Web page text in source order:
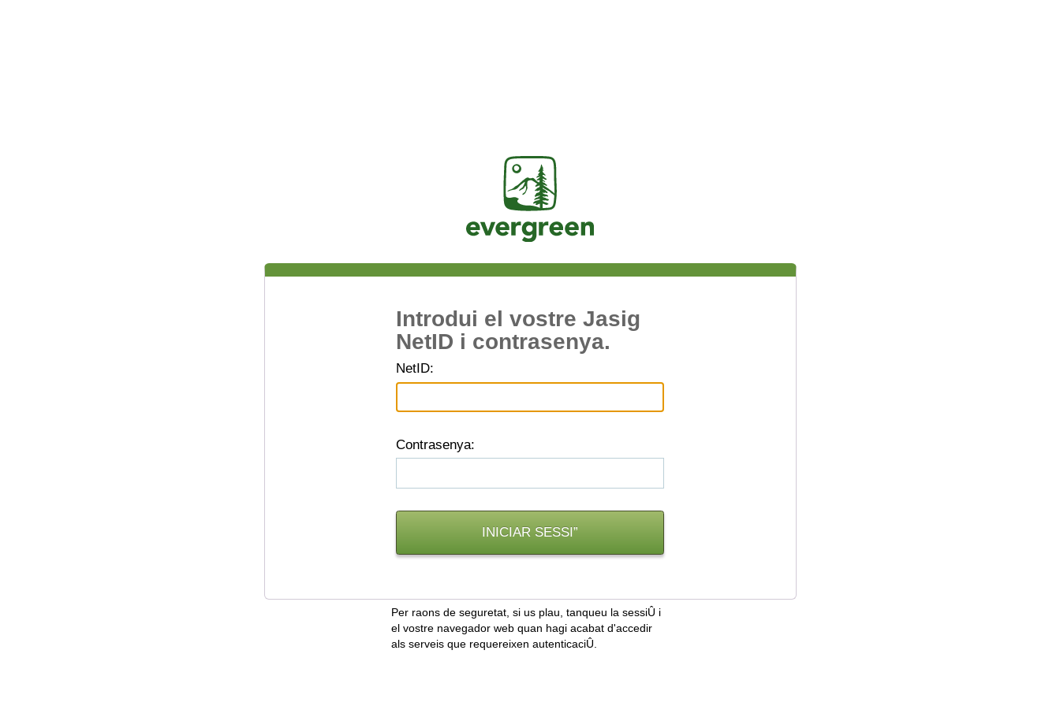
Jasig
Introdui el vostre Jasig
NetID i contrasenya.
NetID:
Contrasenya:
Per raons de seguretat, si us plau, tanqueu la sessiÛ i
el vostre navegador web quan hagi acabat d'accedir
als serveis que requereixen autenticaciÛ.